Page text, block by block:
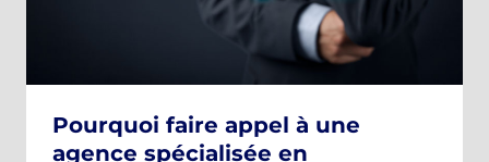
Pourquoi faire appel à une
agence spécialisée en